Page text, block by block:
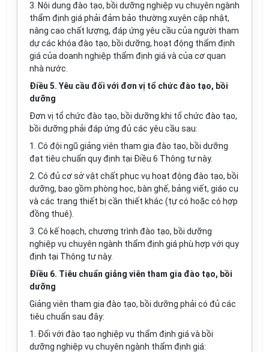
3. Nội dung đào tạo, bồi dưỡng nghiệp vụ chuyên ngành
thẩm định giá phải đảm bảo thường xuyên cập nhật,
nâng cao chất lượng, đáp ứng yêu cầu của người tham
dự các khóa đào tạo, bồi dưỡng, hoạt động thẩm định
giá của doanh nghiệp thẩm định giá và của cơ quan
nhà nước.
Điều 5. Yêu cầu đối với đơn vị tổ chức đào tạo, bồi
dưỡng
Đơn vị tổ chức đào tạo, bồi dưỡng khi tổ chức đào tạo,
bồi dưỡng phải đáp ứng đủ các yêu cầu sau:
1. Có đội ngũ giảng viên tham gia đào tạo, bồi dưỡng
đạt tiêu chuẩn quy định tại Điều 6 Thông tư này.
2. Có đủ cơ sở vật chất phục vụ hoạt động đào tạo, bồi
dưỡng, bao gồm phòng học, bàn ghế, bảng viết, giáo cụ
và các trang thiết bị cần thiết khác (tự có hoặc có hợp
đồng thuê).
3. Có kế hoạch, chương trình đào tạo, bồi dưỡng
nghiệp vụ chuyên ngành thẩm định giá phù hợp với quy
định tại Thông tư này.
Điều 6. Tiêu chuẩn giảng viên tham gia đào tạo, bồi
dưỡng
Giảng viên tham gia đào tạo, bồi dưỡng phải có đủ các
tiêu chuẩn sau đây:
1. Đối với đào tạo nghiệp vụ thẩm định giá và bồi
dưỡng nghiệp vụ chuyên ngành thẩm định giá: